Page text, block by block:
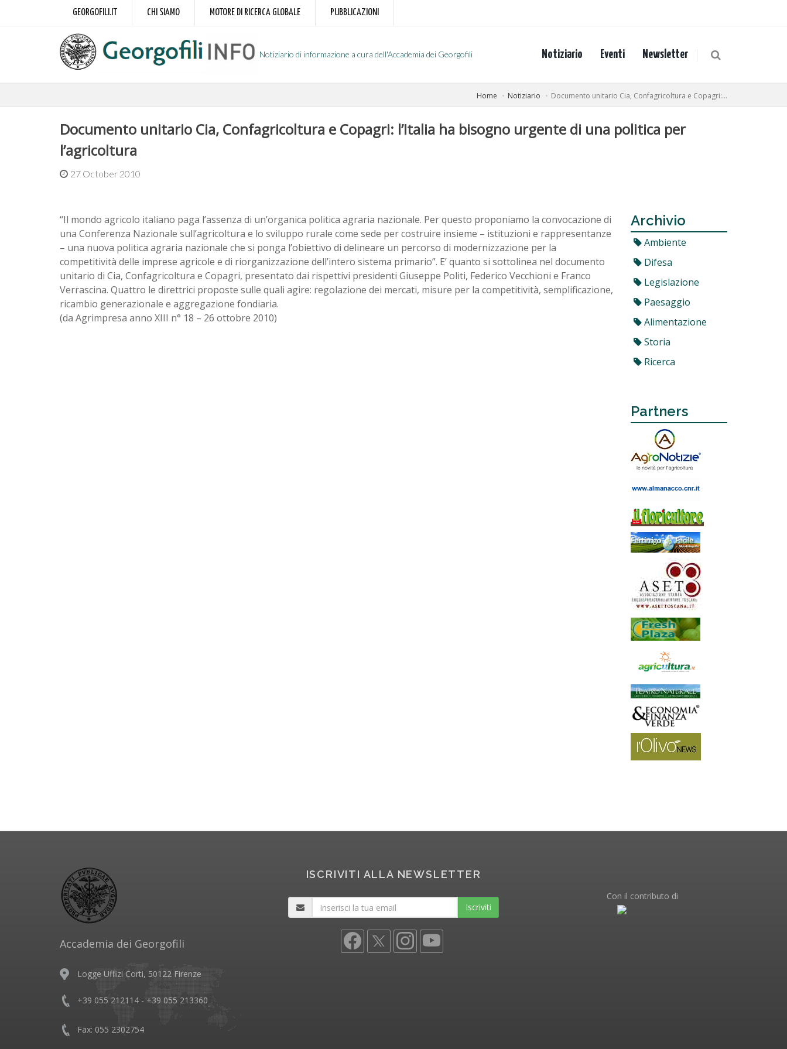
GEORGOFILI.IT CHI SIAMO MOTORE DI RICERCA GLOBALE PUBBLICAZIONI
Notiziario di informazione a cura dell'Accademia dei Georgofili Notiziario Eventi Newsletter
Home Notiziario Documento unitario Cia, Confagricoltura e Copagri:...
Documento unitario Cia, Confagricoltura e Copagri: l’Italia ha bisogno urgente di una politica per
l’agricoltura
27 October 2010
“Il mondo agricolo italiano paga l’assenza di un’organica politica agraria nazionale. Per questo proponiamo la convocazione di
una Conferenza Nazionale sull’agricoltura e lo sviluppo rurale come sede per costruire insieme – istituzioni e rappresentanze
– una nuova politica agraria nazionale che si ponga l’obiettivo di delineare un percorso di modernizzazione per la
competitività delle imprese agricole e di riorganizzazione dell’intero sistema primario”. E’ quanto si sottolinea nel documento
unitario di Cia, Confagricoltura e Copagri, presentato dai rispettivi presidenti Giuseppe Politi, Federico Vecchioni e Franco
Verrascina. Quattro le direttrici proposte sulle quali agire: regolazione dei mercati, misure per la competitività, semplificazione,
ricambio generazionale e aggregazione fondiaria.
(da Agrimpresa anno XIII n° 18 – 26 ottobre 2010)
Archivio
Ambiente
Difesa
Legislazione
Paesaggio
Alimentazione
Storia
Ricerca
Partners
Accademia dei Georgofili
Logge Uffizi Corti, 50122 Firenze
+39 055 212114 - +39 055 213360
Fax: 055 2302754
ISCRIVITI ALLA NEWSLETTER
Iscriviti
Con il contributo di